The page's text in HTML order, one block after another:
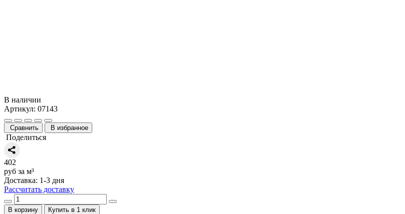
В наличии
Артикул: 07143
Сравнить В избранное
Поделиться
402
руб за м³
Доставка: 1-3 дня
Рассчитать доставку
В корзину Купить в 1 клик